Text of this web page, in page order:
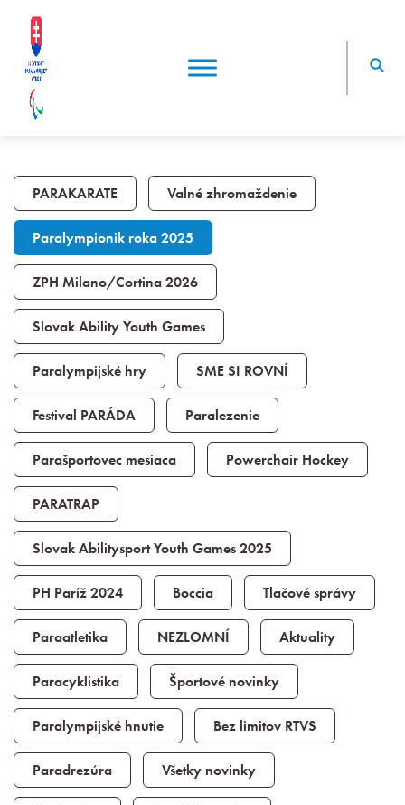
PARAKARATE Valné zhromaždenie
Paralympionik roka 2025
ZPH Milano/Cortina 2026
Slovak Ability Youth Games
Paralympijské hry SME SI ROVNÍ
Festival PARÁDA Paralezenie
Parašportovec mesiaca Powerchair Hockey
PARATRAP
Slovak Abilitysport Youth Games 2025
PH Paríž 2024 Boccia Tlačové správy
Paraatletika NEZLOMNÍ Aktuality
Paracyklistika Športové novinky
Paralympijské hnutie Bez limitov RTVS
Paradrezúra Všetky novinky